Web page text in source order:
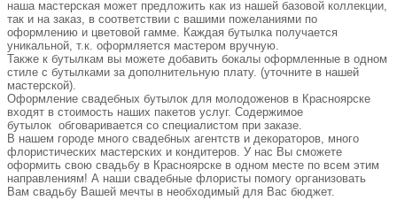
наша мастерская может предложить как из нашей базовой коллекции,
так и на заказ, в соответствии с вашими пожеланиями по
оформлению и цветовой гамме. Каждая бутылка получается
уникальной, т.к. оформляется мастером вручную.
Также к бутылкам вы можете добавить бокалы оформленные в одном
стиле с бутылками за дополнительную плату. (уточните в нашей
мастерской).
Оформление свадебных бутылок для молодоженов в Красноярске
входят в стоимость наших пакетов услуг. Содержимое
бутылок обговаривается со специалистом при заказе.
В нашем городе много свадебных агентств и декораторов, много
флористических мастерских и кондитеров. У нас Вы сможете
оформить свою свадьбу в Красноярске в одном месте по всем этим
направлениям! А наши свадебные флористы помогу организовать
Вам свадьбу Вашей мечты в необходимый для Вас бюджет.